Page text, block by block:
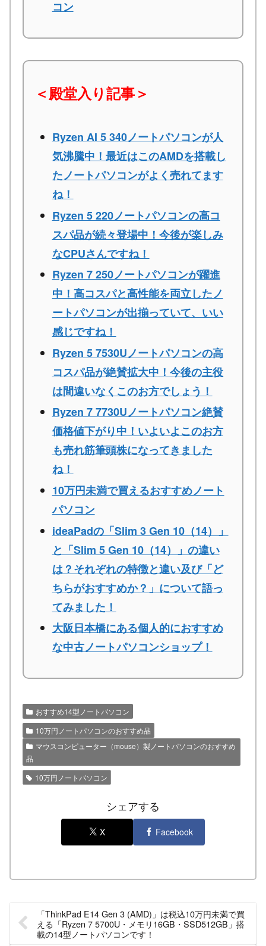
コン
＜殿堂入り記事＞
Ryzen AI 5 340ノートパソコンが人
気沸騰中！最近はこのAMDを搭載し
たノートパソコンがよく売れてます
ね！
Ryzen 5 220ノートパソコンの高コ
スパ品が続々登場中！今後が楽しみ
なCPUさんですね！
Ryzen 7 250ノートパソコンが躍進
中！高コスパと高性能を両立したノ
ートパソコンが出揃っていて、いい
感じですね！
Ryzen 5 7530Uノートパソコンの高
コスパ品が絶賛拡大中！今後の主役
は間違いなくこのお方でしょう！
Ryzen 7 7730Uノートパソコン絶賛
価格値下がり中！いよいよこのお方
も売れ筋筆頭株になってきました
ね！
10万円未満で買えるおすすめノート
パソコン
ideaPadの「Slim 3 Gen 10（14）」
と「Slim 5 Gen 10（14）」の違い
は？それぞれの特徴と違い及び「ど
ちらがおすすめか？」について語っ
てみました！
大阪日本橋にある個人的におすすめ
な中古ノートパソコンショップ！
おすすめ14型ノートパソコン
10万円ノートパソコンのおすすめ品
マウスコンピューター（mouse）製ノートパソコンのおすすめ
品
10万円ノートパソコン
シェアする
X Facebook
「ThinkPad E14 Gen 3 (AMD)」は税込10万円未満で買
える「Ryzen 7 5700U・メモリ16GB・SSD512GB」搭
載の14型ノートパソコンです！